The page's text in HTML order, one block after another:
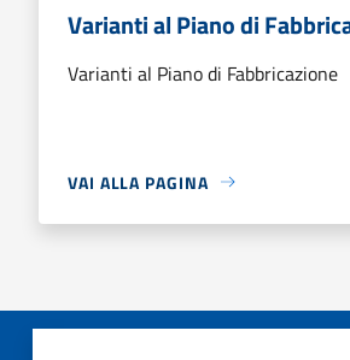
Varianti al Piano di
Varianti al Piano di Fabbricazione
VAI ALLA PAGINA